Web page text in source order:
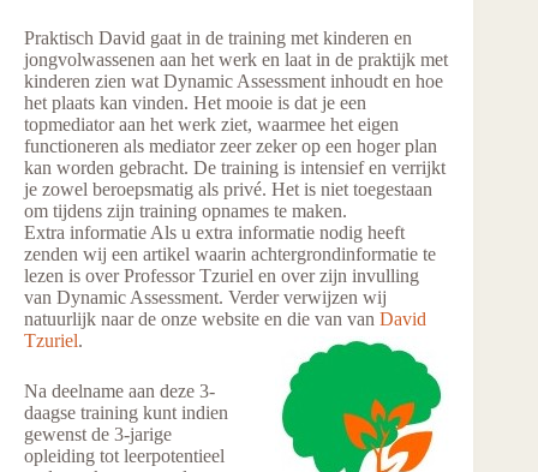
Praktisch David gaat in de training met kinderen en
jongvolwassenen aan het werk en laat in de praktijk met
kinderen zien wat Dynamic Assessment inhoudt en hoe
het plaats kan vinden. Het mooie is dat je een
topmediator aan het werk ziet, waarmee het eigen
functioneren als mediator zeer zeker op een hoger plan
kan worden gebracht. De training is intensief en verrijkt
je zowel beroepsmatig als privé. Het is niet toegestaan
om tijdens zijn training opnames te maken.
Extra informatie Als u extra informatie nodig heeft
zenden wij een artikel waarin achtergrondinformatie te
lezen is over Professor Tzuriel en over zijn invulling
van Dynamic Assessment. Verder verwijzen wij
natuurlijk naar de onze website en die van van David
Tzuriel.
Na deelname aan deze 3-
daagse training kunt indien
gewenst de 3-jarige
opleiding tot leerpotentieel